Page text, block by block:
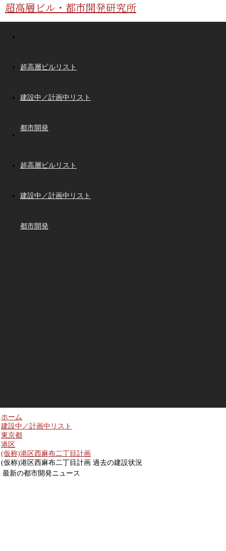
超高層ビル・都市開発研究所
超高層ビルリスト
建設中／計画中リスト
都市開発
超高層ビルリスト
建設中／計画中リスト
都市開発
ホーム
建設中／計画中リスト
東京都
港区
(仮称)港区西麻布二丁目計画
(仮称)港区西麻布二丁目計画 過去の建設状況
最新の都市開発ニュース